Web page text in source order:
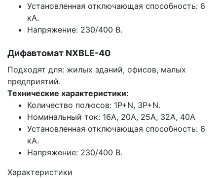
Установленная отключающая способность: 6
кА.
Напряжение: 230/400 В.
Дифавтомат NXBLE-40
Подходят для: жилых зданий, офисов, малых
предприятий.
Технические характеристики:
Количество полюсов: 1P+N, 3P+N.
Номинальный ток: 16А, 20А, 25А, 32А, 40А
Установленная отключающая способность: 6
кА.
Напряжение: 230/400 В.
Характеристики